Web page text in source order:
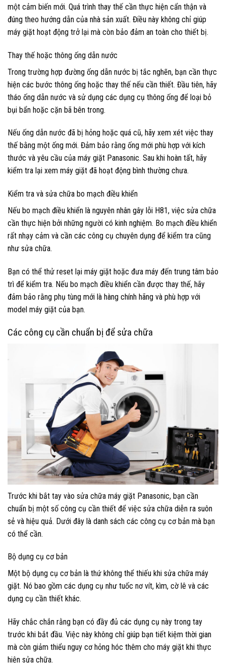
một cảm biến mới. Quá trình thay thế cần thực hiện cẩn thận và
đúng theo hướng dẫn của nhà sản xuất. Điều này không chỉ giúp
máy giặt hoạt động trở lại mà còn bảo đảm an toàn cho thiết bị.
Thay thế hoặc thông ống dẫn nước
Trong trường hợp đường ống dẫn nước bị tắc nghẽn, bạn cần thực
hiện các bước thông ống hoặc thay thế nếu cần thiết. Đầu tiên, hãy
tháo ống dẫn nước và sử dụng các dụng cụ thông ống để loại bỏ
bụi bẩn hoặc cặn bã bên trong.
Nếu ống dẫn nước đã bị hỏng hoặc quá cũ, hãy xem xét việc thay
thế bằng một ống mới. Đảm bảo rằng ống mới phù hợp với kích
thước và yêu cầu của máy giặt Panasonic. Sau khi hoàn tất, hãy
kiểm tra lại xem máy giặt đã hoạt động bình thường chưa.
Kiểm tra và sửa chữa bo mạch điều khiển
Nếu bo mạch điều khiển là nguyên nhân gây lỗi H81, việc sửa chữa
cần thực hiện bởi những người có kinh nghiệm. Bo mạch điều khiển
rất nhạy cảm và cần các công cụ chuyên dụng để kiểm tra cũng
như sửa chữa.
Bạn có thể thử reset lại máy giặt hoặc đưa máy đến trung tâm bảo
trì để kiểm tra. Nếu bo mạch điều khiển cần được thay thế, hãy
đảm bảo rằng phụ tùng mới là hàng chính hãng và phù hợp với
model máy giặt của bạn.
Các công cụ cần chuẩn bị để sửa chữa
Trước khi bắt tay vào sửa chữa máy giặt Panasonic, bạn cần
chuẩn bị một số công cụ cần thiết để việc sửa chữa diễn ra suôn
sẻ và hiệu quả. Dưới đây là danh sách các công cụ cơ bản mà bạn
có thể cần.
Bộ dụng cụ cơ bản
Một bộ dụng cụ cơ bản là thứ không thể thiếu khi sửa chữa máy
giặt. Nó bao gồm các dụng cụ như tuốc nơ vít, kìm, cờ lê và các
dụng cụ cần thiết khác.
Hãy chắc chắn rằng bạn có đầy đủ các dụng cụ này trong tay
trước khi bắt đầu. Việc này không chỉ giúp bạn tiết kiệm thời gian
mà còn giảm thiểu nguy cơ hỏng hóc thêm cho máy giặt khi thực
hiện sửa chữa.